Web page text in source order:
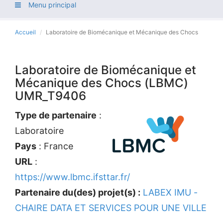
Menu principal
Accueil Laboratoire de Biomécanique et Mécanique des Chocs
Laboratoire de Biomécanique et
Mécanique des Chocs (LBMC)
UMR_T9406
Type de partenaire :
Laboratoire
Pays : France
URL :
https://www.lbmc.ifsttar.fr/
Partenaire du(des) projet(s) : LABEX IMU -
CHAIRE DATA ET SERVICES POUR UNE VILLE